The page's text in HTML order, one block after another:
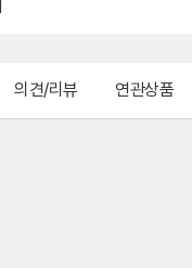
의견/리뷰 연관상품